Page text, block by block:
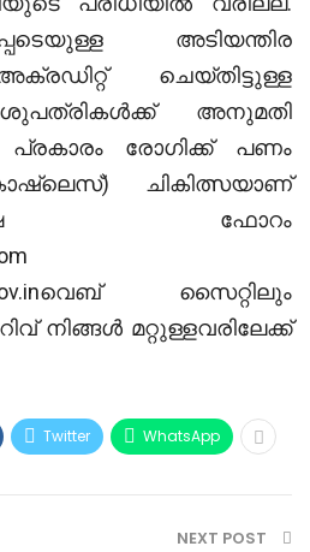
അടിയന്തിര
ചെയ്തിട്ടുള്ള
അനുമതി
പ്രകാരം രോഗിക്ക് പണം
ചികിത്സയാണ്
ഫോറം
സൈറ്റിലും
നിങ്ങൾ മറ്റുള്ളവരിലേക്ക്
Twitter WhatsApp
NEXT POST